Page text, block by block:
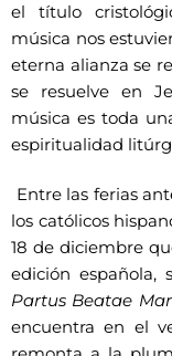
el título
música nos
eterna alianza se
se resuelve en
música es toda
espiritualidad
Entre las ferias
los católicos
18 de diciembre
edición española,
Partus Beatae
encuentra en el